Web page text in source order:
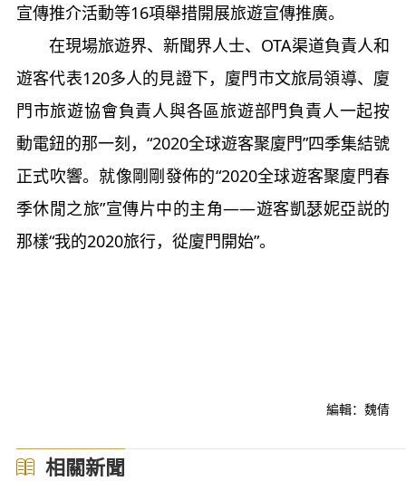
宣傳推介活動等16項舉措開展旅遊宣傳推廣。
在現場旅遊界、新聞界人士、OTA渠道負責人和
遊客代表120多人的見證下，廈門市文旅局領導、廈
門市旅遊協會負責人與各區旅遊部門負責人一起按
動電鈕的那一刻，“2020全球遊客聚廈門”四季集結號
正式吹響。就像剛剛發佈的“2020全球遊客聚廈門春
季休閒之旅”宣傳片中的主角——遊客凱瑟妮亞説的
那樣“我的2020旅行，從廈門開始”。
編輯：魏倩
相關新聞